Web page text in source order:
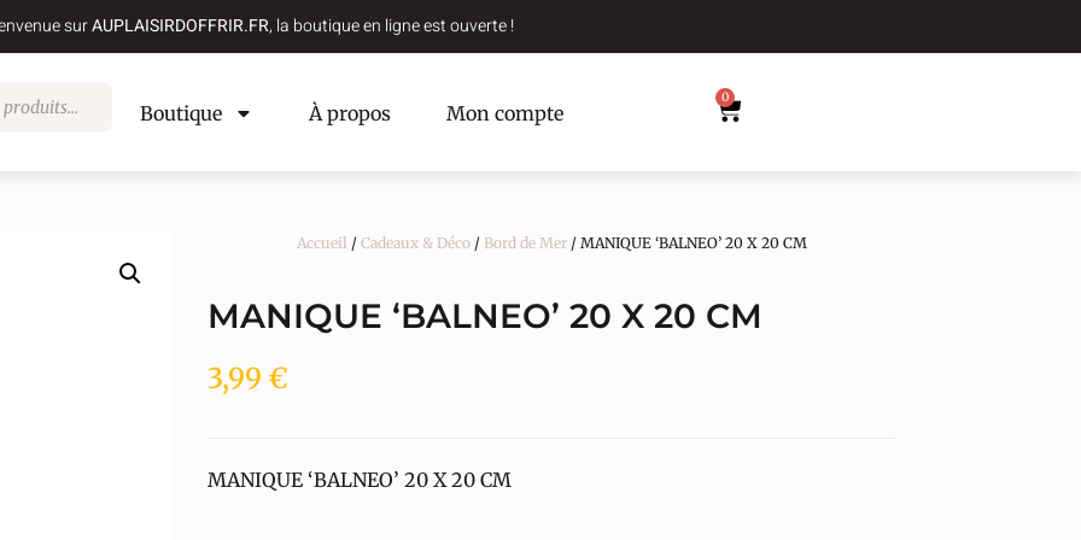
surAUPLAISIRDOFFRIR.FR, la boutique en ligne est ouverte !
Boutique À propos Mon compte
0
Accueil / Cadeaux & Déco/ Bord de Mer/ MANIQUE ‘BALNEO’ 20 X 20 CM
MANIQUE ‘BALNEO’ 20 X 20 CM
3,99 €
MANIQUE ‘BALNEO’ 20 X 20 CM